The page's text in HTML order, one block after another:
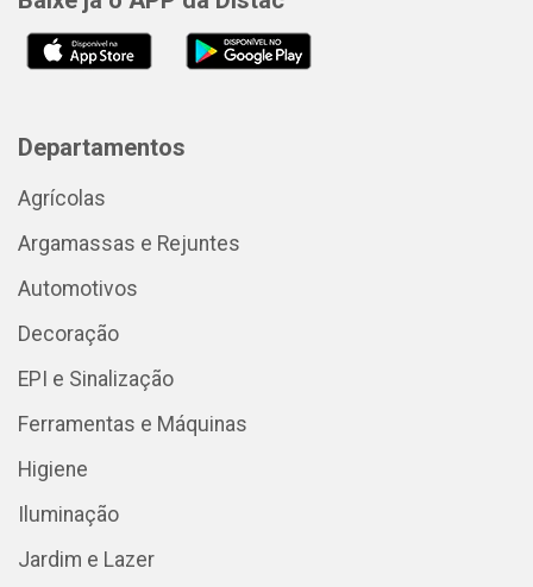
Departamentos
Agrícolas
Argamassas e Rejuntes
Automotivos
Decoração
EPI e Sinalização
Ferramentas e Máquinas
Higiene
Iluminação
Jardim e Lazer